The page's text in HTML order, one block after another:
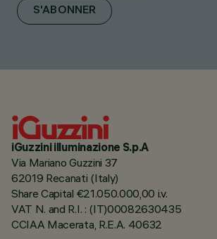
S'ABONNER
iGuzzini illuminazione S.p.A
Via Mariano Guzzini 37
62019 Recanati (Italy)
Share Capital €21.050.000,00 i.v.
VAT N. and R.I. : (IT)00082630435
CCIAA Macerata, R.E.A. 40632